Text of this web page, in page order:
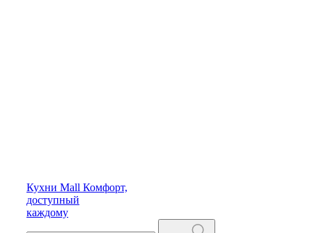
Кухни Mall Комфорт,
доступный
каждому